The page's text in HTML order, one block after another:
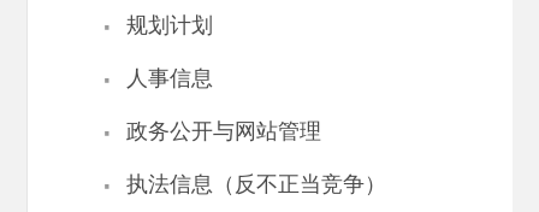
· 规划计划
· 人事信息
· 政务公开与网站管理
· 执法信息（反不正当竞争）